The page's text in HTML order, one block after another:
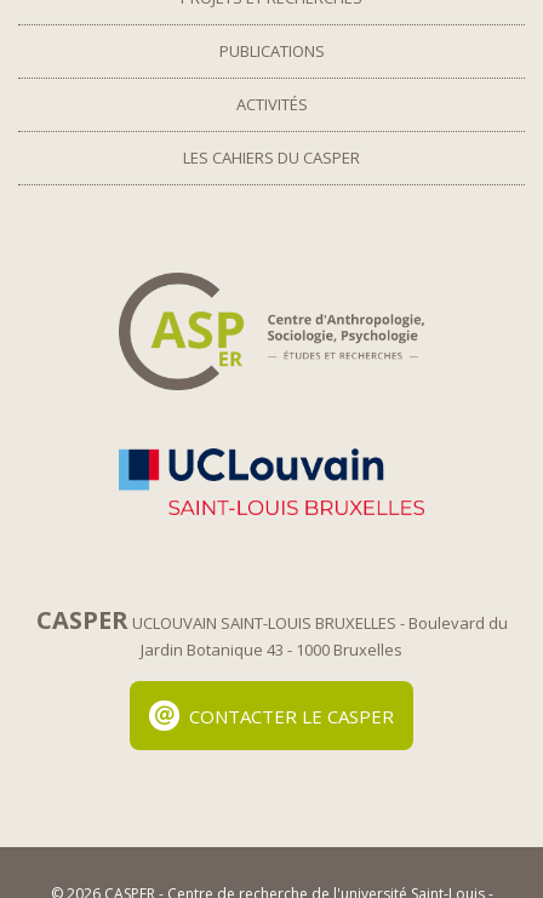
PUBLICATIONS
ACTIVITÉS
LES CAHIERS DU CASPER
CASPER UCLOUVAIN SAINT-LOUIS BRUXELLES - Boulevard du
Jardin Botanique 43 - 1000 Bruxelles
CONTACTER LE CASPER